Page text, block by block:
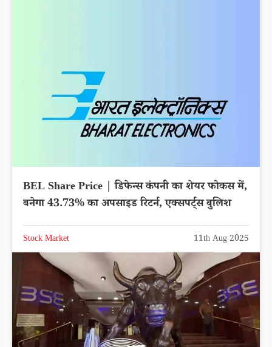
BEL Share Price | डिफेन्स कंपनी का शेयर फोकस में,
बनेगा 43.73% का अपसाइड रिटर्न, एक्सपर्ट्स बुलिश
Stock Market 11th Aug 2025